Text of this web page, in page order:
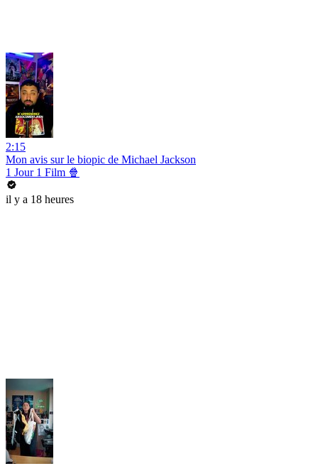
2:15
Mon avis sur le biopic de Michael Jackson
1 Jour 1 Film 🍿
il y a 18 heures